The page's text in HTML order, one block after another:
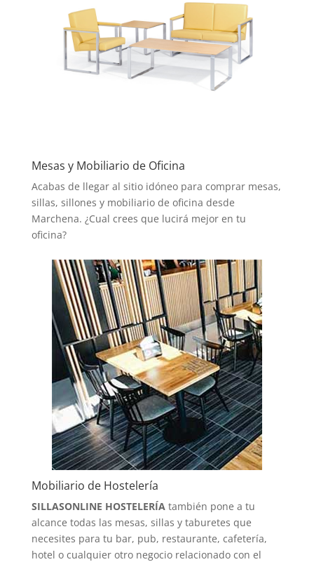
Mesas y Mobiliario de Oficina
Acabas de llegar al sitio idóneo para comprar mesas,
sillas, sillones y mobiliario de oficina desde
Marchena. ¿Cual crees que lucirá mejor en tu
oficina?
Mobiliario de Hostelería
SILLASONLINE HOSTELERÍAtambién pone a tu
alcance todas las mesas, sillas y taburetes que
necesites para tu bar, pub, restaurante, cafetería,
hotel o cualquier otro negocio relacionado con el